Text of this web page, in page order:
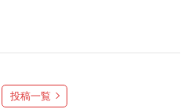
投稿一覧